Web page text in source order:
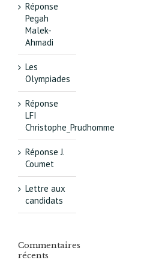
Réponse
Pegah
Malek-
Ahmadi
Les
Olympiades
Réponse
LFI
Christophe_Prudhomme
Réponse J.
Coumet
Lettre aux
candidats
Commentaires
récents